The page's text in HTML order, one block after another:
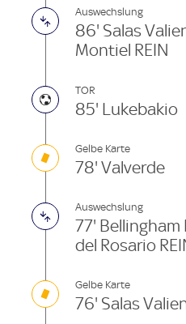
Auswechslung
86' Salas
Montiel REIN
TOR
85' Lukebakio
Gelbe Karte
78' Valverde
Auswechslung
77' Bellingham
del Rosario
Gelbe Karte
76' Salas